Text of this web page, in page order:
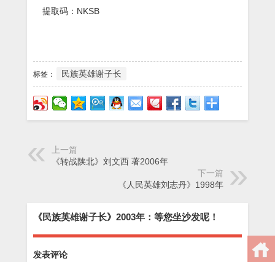
提取码：NKSB
标签： 民族英雄谢子长
上一篇
《转战陕北》刘文西 著2006年
下一篇
《人民英雄刘志丹》1998年
《民族英雄谢子长》2003年：等您坐沙发呢！
发表评论